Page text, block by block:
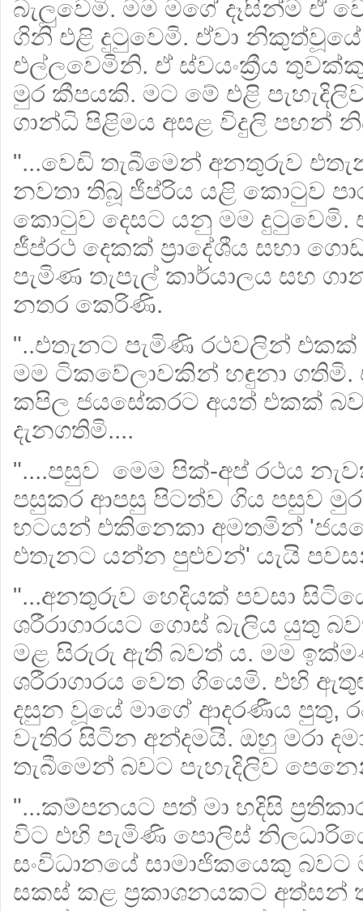
බැලුවෙමි. මම මගේ දෑසින්ම ඒ
ගිනි එළි දුටුවෙමි. ඒවා
එල්ලවෙමිනි. ඒ ස්වයංක්‍රීය
මුර කීපයකි. මට මේ එළි
ගාන්ධි පිළිමය අසළ විදුලි පහන්
"...වෙඩි තැබීමෙන් අනතුරුව
නවතා තිබූ ජීප්රිය යළි කොටුව
කොටුව දෙසට යනු මම දුටුවෙමි.
ජීප්රථ දෙකක් ප්‍රාදේශීය සභා
පැමිණ තැපැල් කාර්යාලය සහ
නතර කෙරිණි.
"..එතැනට පැමිණි රථවලින් එකක්
මම ටිකවේලාවකින් හඳුනා ගතිමි.
කපිල ජයසේකරට අයත් එකක්
දැනගතිමි....
"....පසුව මෙම පික්-අප් රථය
පසුකර ආපසු පිටත්ව ගිය පසුව
භටයන් එකිනෙකා අමතමින්
එතැනට යන්න පුළුවන්' යැයි
"...අනතුරුව හෙදියක් පවසා
ශරීරාගාරයට ගොස් බැලිය යුතු
මළ සිරුරු ඇති බවත් ය. මම
ශරීරාගාරය වෙත ගියෙමි. එහි
දසුන වූයේ මාගේ ආදරණීය පුතු,
වැතිර සිටින අන්දමයි. ඔහු මරා
තැබීමෙන් බවට පැහැදිලිව
"...කම්පනයට පත් මා හදිසි
විට එහි පැමිණි පොලිස්
සංවිධානයේ සාමාජිකයෙකු බවට
සකස් කළ ප්‍රකාශනයකට අත්සන්